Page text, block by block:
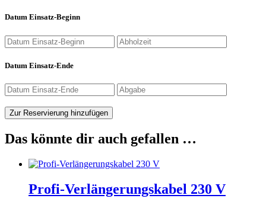
Datum Einsatz-Beginn
Datum Einsatz-Ende
Zur Reservierung hinzufügen
Das könnte dir auch gefallen …
Profi-Verlängerungskabel 230 V